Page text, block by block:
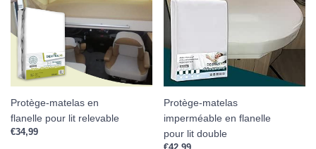
Protège-matelas en
flanelle pour lit relevable
€34,99
Protège-matelas
imperméable en flanelle
pour lit double